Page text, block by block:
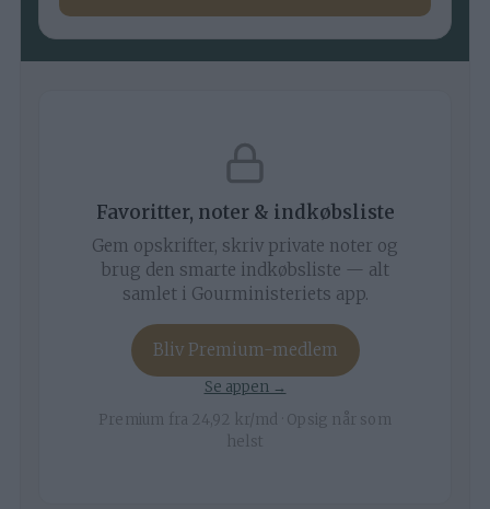
Favoritter, noter & indkøbsliste
Gem opskrifter, skriv private noter og
brug den smarte indkøbsliste — alt
samlet i Gourministeriets app.
Bliv Premium-medlem
Se appen →
Premium fra 24,92 kr/md · Opsig når som
helst